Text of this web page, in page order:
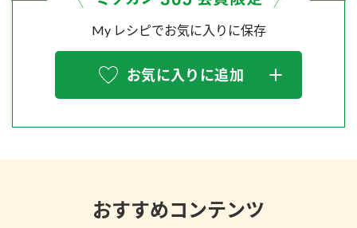
My レシピでお気に入りに保存
お気に入りに追加
おすすめコンテンツ